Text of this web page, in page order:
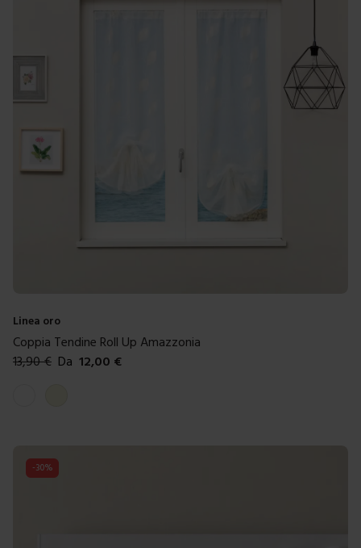
Linea oro
Coppia Tendine Roll Up Amazzonia
13,90€ Da 12,00 €
-30%